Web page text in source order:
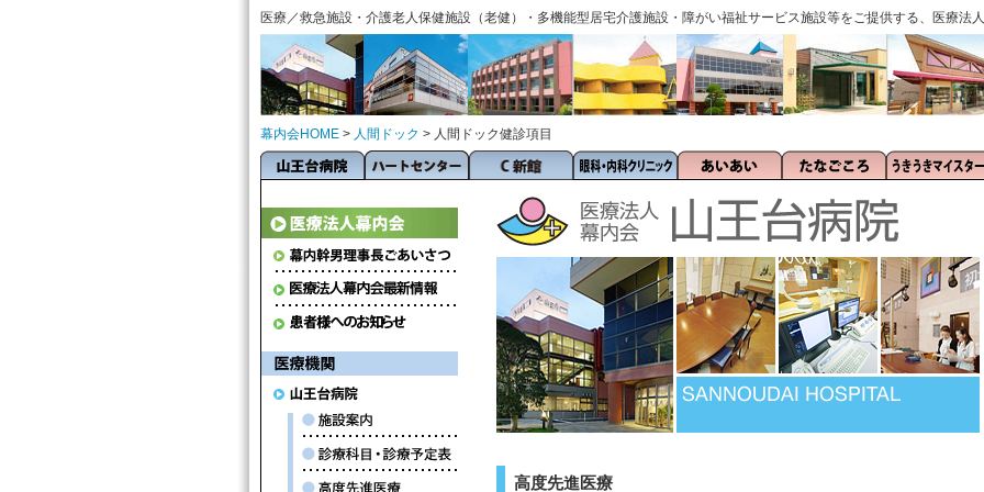
医療／救急施設・介護老人保健施設（老健）・多機能型居宅介護施設・障がい福祉サービス施設等をご提供する、医療法
幕内会HOME > 人間ドック > 人間ドック健診項目
高度先進医療